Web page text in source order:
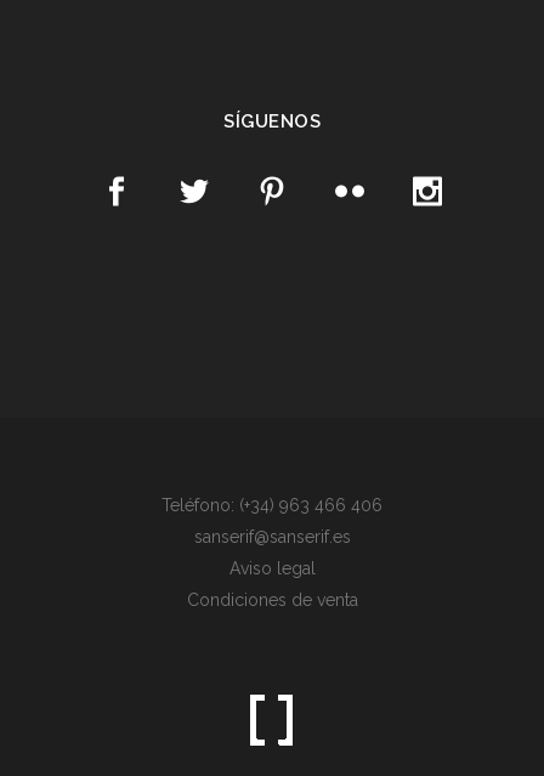
SÍGUENOS
Teléfono: (+34) 963 466 406
sanserif@sanserif.es
Aviso legal
Condiciones de venta